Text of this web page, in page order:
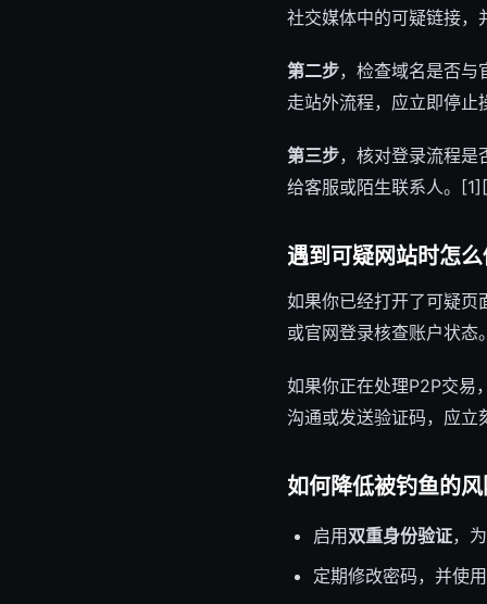
社交媒体中的可疑链接
第二步，检查域名是否与
走站外流程，应立即停
第三步，核对登录流程是
给客服或陌生联系人。
遇到可疑网站时怎
如果你已经打开了可疑页
或官网登录核查账户状态
如果你正在处理P2P交易
沟通或发送验证码，应
如何降低被钓鱼的
启用 双重身份验证，
定期修改密码，并使